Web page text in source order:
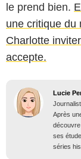
le prend bien.
une critique du
Charlotte
accepte.
Lucie
Après
ses
séries